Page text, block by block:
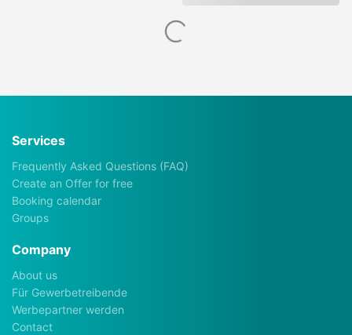
Services
Frequently Asked Questions (FAQ)
Create an Offer for free
Booking calendar
Groups
Company
About us
Für Gewerbetreibende
Werbepartner werden
Contact